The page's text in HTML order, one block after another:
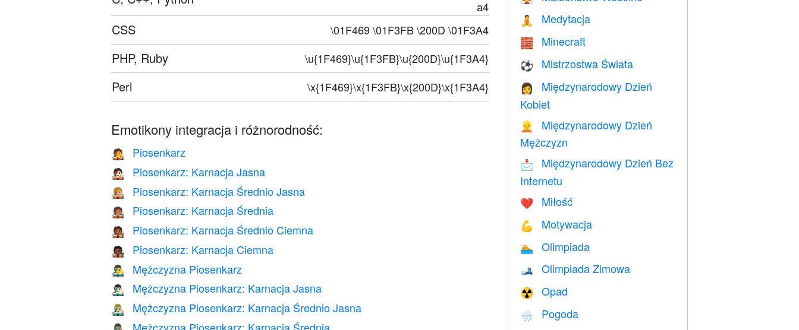
a4
CSS \01F469 \01F3FB \200D \01F3A4
PHP, Ruby \u{1F469}\u{1F3FB}\u{200D}\u{1F3A4}
Perl \x{1F469}\x{1F3FB}\x{200D}\x{1F3A4}
Emotikony integracja i różnorodność:
🧑‍🎤 Piosenkarz
🧑🏻‍🎤 Piosenkarz: Karnacja Jasna
🧑🏼‍🎤 Piosenkarz: Karnacja Średnio Jasna
🧑🏽‍🎤 Piosenkarz: Karnacja Średnia
🧑🏾‍🎤 Piosenkarz: Karnacja Średnio Ciemna
🧑🏿‍🎤 Piosenkarz: Karnacja Ciemna
👨‍🎤 Mężczyzna Piosenkarz
👨🏻‍🎤 Mężczyzna Piosenkarz: Karnacja Jasna
👨🏼‍🎤 Mężczyzna Piosenkarz: Karnacja Średnio Jasna
🧘 Medytacja
🧱 Minecraft
⚽ Mistrzostwa Świata
👩
Międzynarodowy Dzień
Kobiet
👱
Międzynarodowy Dzień
Mężczyzn
📩
Międzynarodowy Dzień Bez
Internetu
❤️️ Miłość
💪 Motywacja
🏊 Olimpiada
🎿 Olimpiada Zimowa
☢️ Opad
🌧
Pogoda